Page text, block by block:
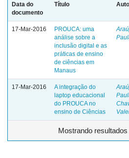
Data do
documento
Título
17-Mar-2016
PROUCA: uma
análise sobre a
inclusão digital e as
práticas de ensino
de ciências em
Manaus
17-Mar-2016
A integração do
laptop educacional
do PROUCA no
ensino de Ciências
Mostrando